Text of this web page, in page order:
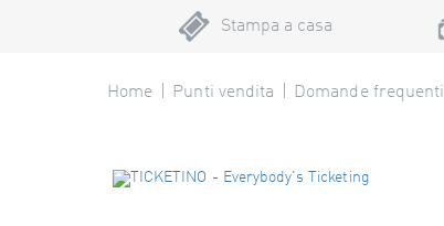
Stampa a casa
Home Punti vendita Domande frequenti